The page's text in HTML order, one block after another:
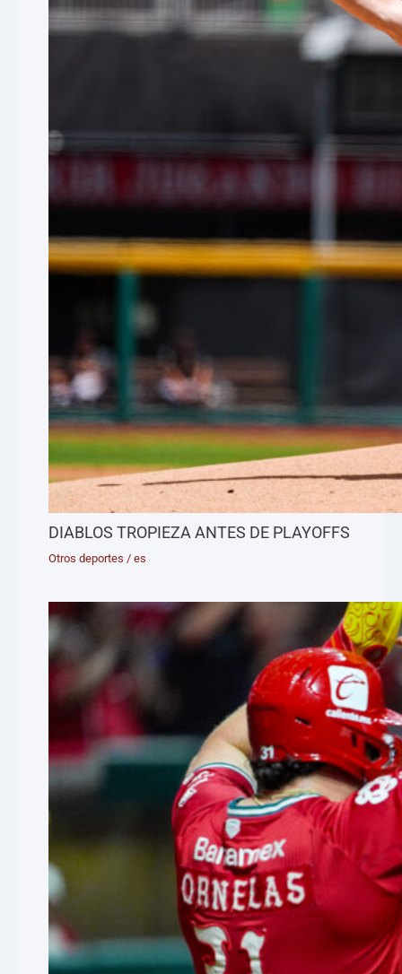
DIABLOS TROPIEZA ANTES DE PLAYOFFS
Otros deportes /es